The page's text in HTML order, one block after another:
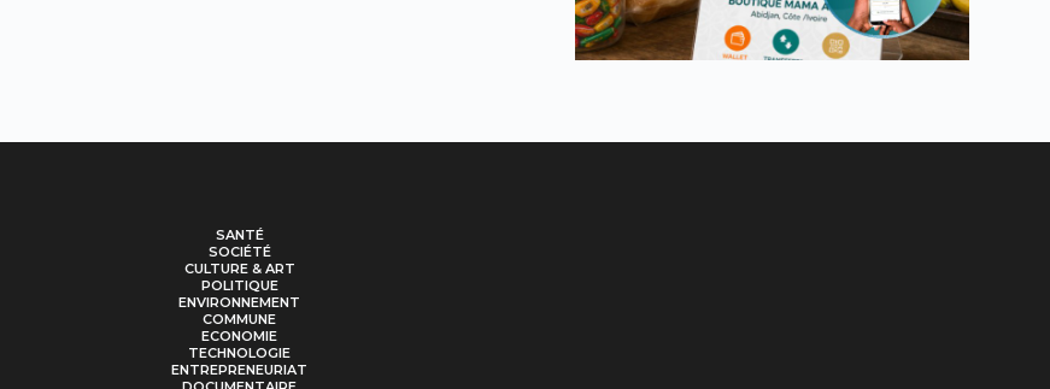
SANTÉ
SOCIÉTÉ
CULTURE & ART
POLITIQUE
ENVIRONNEMENT
COMMUNE
ECONOMIE
TECHNOLOGIE
ENTREPRENEURIAT